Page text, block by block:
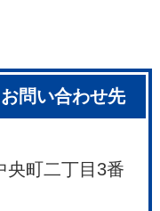
問い合わせ先
央町二丁目3番